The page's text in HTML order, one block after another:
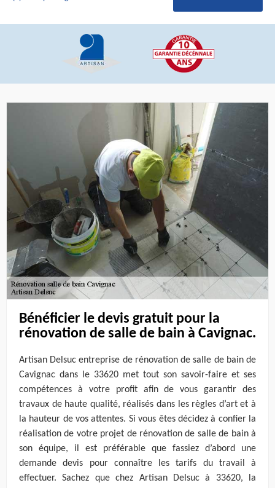
Bénéficier le devis gratuit pour la
rénovation de salle de bain à Cavignac.
Artisan Delsuc entreprise de rénovation de salle de bain de
Cavignac dans le 33620 met tout son savoir-faire et ses
compétences à votre profit afin de vous garantir des
travaux de haute qualité, réalisés dans les règles d’art et à
la hauteur de vos attentes. Si vous êtes décidez à confier la
réalisation de votre projet de rénovation de salle de bain à
son équipe, il est préférable que fassiez d’abord une
demande devis pour connaître les tarifs du travail à
effectuer. Sachez que chez Artisan Delsuc à 33620, la